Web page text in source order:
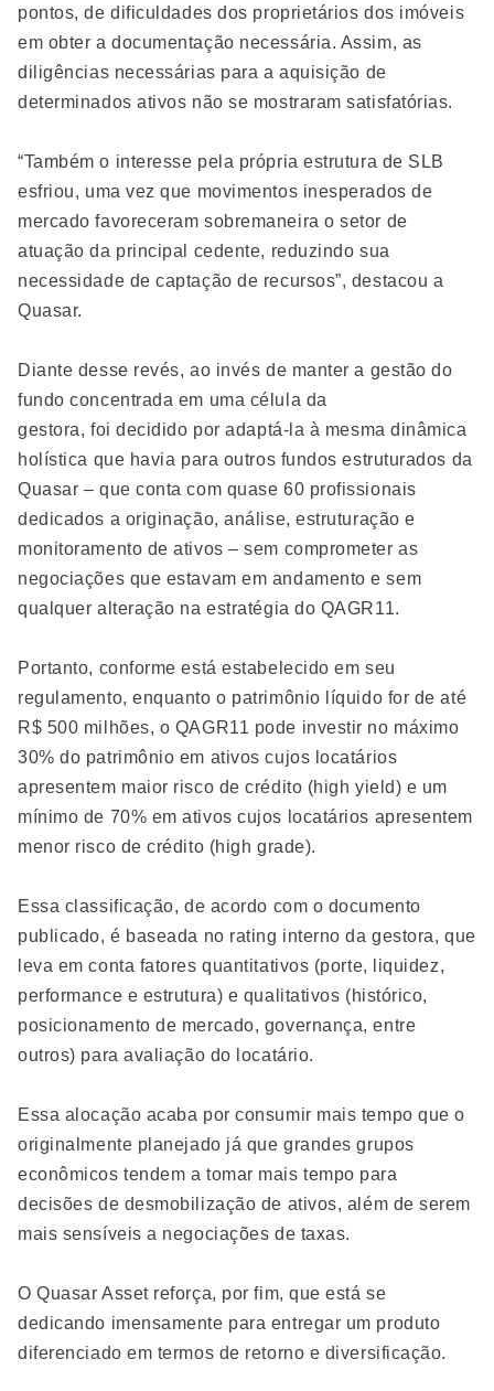
pontos, de dificuldades dos proprietários dos imóveis
em obter a documentação necessária. Assim, as
diligências necessárias para a aquisição de
determinados ativos não se mostraram satisfatórias.
“Também o interesse pela própria estrutura de SLB
esfriou, uma vez que movimentos inesperados de
mercado favoreceram sobremaneira o setor de
atuação da principal cedente, reduzindo sua
necessidade de captação de recursos”, destacou a
Quasar.
Diante desse revés, ao invés de manter a gestão do
fundo concentrada em uma célula da
gestora, foi decidido por adaptá-la à mesma dinâmica
holística que havia para outros fundos estruturados da
Quasar – que conta com quase 60 profissionais
dedicados a originação, análise, estruturação e
monitoramento de ativos – sem comprometer as
negociações que estavam em andamento e sem
qualquer alteração na estratégia do QAGR11.
Portanto, conforme está estabelecido em seu
regulamento, enquanto o patrimônio líquido for de até
R$ 500 milhões, o QAGR11 pode investir no máximo
30% do patrimônio em ativos cujos locatários
apresentem maior risco de crédito (high yield) e um
mínimo de 70% em ativos cujos locatários apresentem
menor risco de crédito (high grade).
Essa classificação, de acordo com o documento
publicado, é baseada no rating interno da gestora, que
leva em conta fatores quantitativos (porte, liquidez,
performance e estrutura) e qualitativos (histórico,
posicionamento de mercado, governança, entre
outros) para avaliação do locatário.
Essa alocação acaba por consumir mais tempo que o
originalmente planejado já que grandes grupos
econômicos tendem a tomar mais tempo para
decisões de desmobilização de ativos, além de serem
mais sensíveis a negociações de taxas.
O Quasar Asset reforça, por fim, que está se
dedicando imensamente para entregar um produto
diferenciado em termos de retorno e diversificação.